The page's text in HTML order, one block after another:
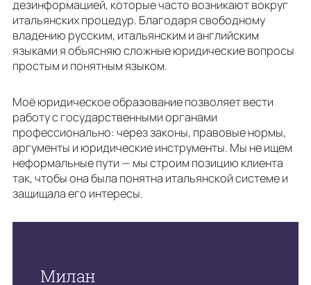
дезинформацией, которые часто возникают вокруг
итальянских процедур. Благодаря свободному
владению русским, итальянским и английским
языками я объясняю сложные юридические вопросы
простым и понятным языком.
Моё юридическое образование позволяет вести
работу с государственными органами
профессионально: через законы, правовые нормы,
аргументы и юридические инструменты. Мы не ищем
неформальные пути — мы строим позицию клиента
так, чтобы она была понятна итальянской системе и
защищала его интересы.
Милан